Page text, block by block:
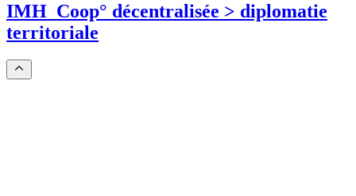
IMH_Coop° décentralisée > diplomatie
territoriale